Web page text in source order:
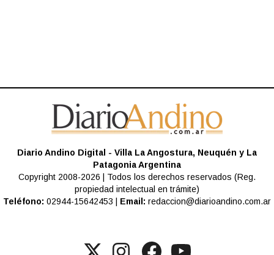
Diario Andino Digital - Villa La Angostura, Neuquén y La
Patagonia Argentina
Copyright 2008-2026 | Todos los derechos reservados (Reg.
propiedad intelectual en trámite)
Teléfono: 02944-15642453 | Email: redaccion@diarioandino.com.ar